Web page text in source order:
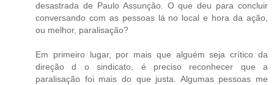
desastrada de Paulo Assunção. O que deu para concluir
conversando com as pessoas lá no local e hora da ação,
ou melhor, paralisação?
Em primeiro lugar, por mais que alguém seja crítico da
direção d o sindicato, é preciso reconhecer que a
paralisação foi mais do que justa. Algumas pessoas me